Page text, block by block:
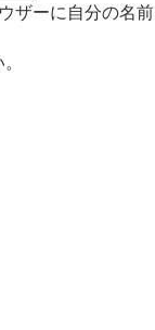
ザーに自分の名